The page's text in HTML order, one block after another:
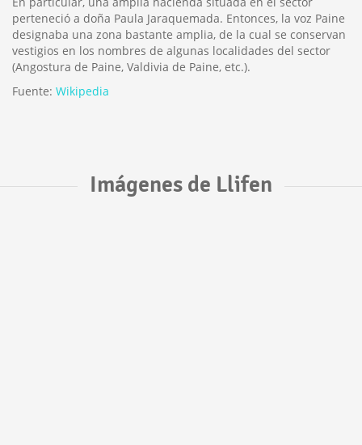
perteneció a doña Paula Jaraquemada. Entonces, la voz Paine
designaba una zona bastante amplia, de la cual se conservan
vestigios en los nombres de algunas localidades del sector
(Angostura de Paine, Valdivia de Paine, etc.).
Fuente: Wikipedia
Imágenes de Llifen